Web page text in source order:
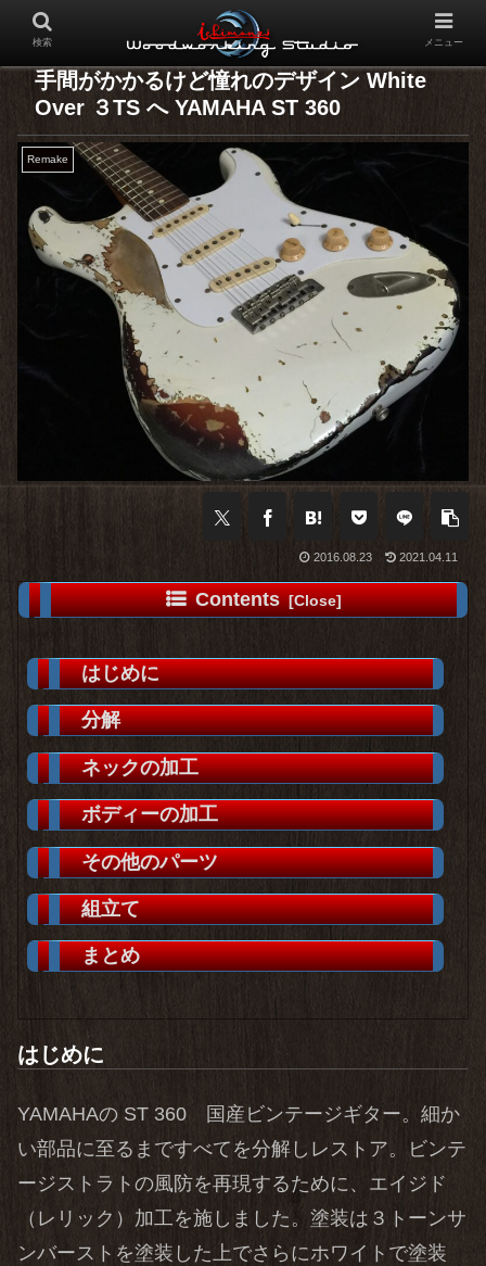
手間がかかるけど憧れのデザイン White
Over ３TS へ YAMAHA ST 360
Remake
2016.08.23 2021.04.11
Contents
はじめに
分解
ネックの加工
ボディーの加工
その他のパーツ
組立て
まとめ
はじめに
YAMAHAの ST 360 国産ビンテージギター。細か
い部品に至るまですべてを分解しレストア。ビンテ
ージストラトの風防を再現するために、エイジド
（レリック）加工を施しました。塗装は３トーンサ
ンバーストを塗装した上でさらにホワイトで塗装
検索 メニュー